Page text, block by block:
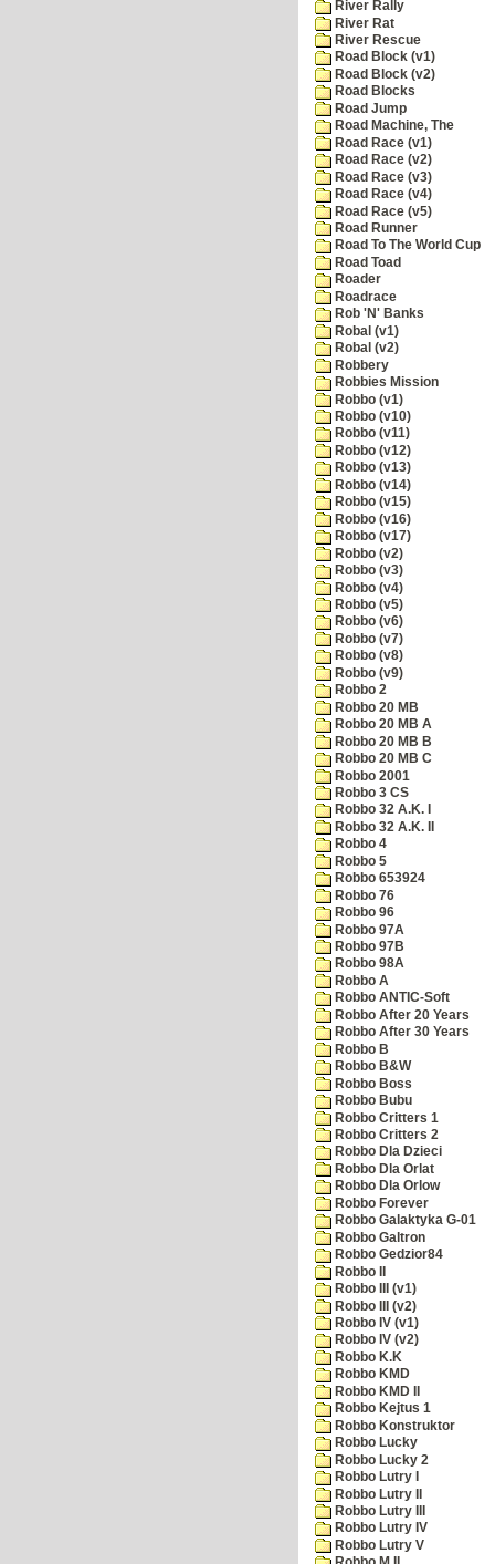
River Rally
River Rat
River Rescue
Road Block (v1)
Road Block (v2)
Road Blocks
Road Jump
Road Machine, The
Road Race (v1)
Road Race (v2)
Road Race (v3)
Road Race (v4)
Road Race (v5)
Road Runner
Road To The World Cup
Road Toad
Roader
Roadrace
Rob 'N' Banks
Robal (v1)
Robal (v2)
Robbery
Robbies Mission
Robbo (v1)
Robbo (v10)
Robbo (v11)
Robbo (v12)
Robbo (v13)
Robbo (v14)
Robbo (v15)
Robbo (v16)
Robbo (v17)
Robbo (v2)
Robbo (v3)
Robbo (v4)
Robbo (v5)
Robbo (v6)
Robbo (v7)
Robbo (v8)
Robbo (v9)
Robbo 2
Robbo 20 MB
Robbo 20 MB A
Robbo 20 MB B
Robbo 20 MB C
Robbo 2001
Robbo 3 CS
Robbo 32 A.K. I
Robbo 32 A.K. II
Robbo 4
Robbo 5
Robbo 653924
Robbo 76
Robbo 96
Robbo 97A
Robbo 97B
Robbo 98A
Robbo A
Robbo ANTIC-Soft
Robbo After 20 Years
Robbo After 30 Years
Robbo B
Robbo B&W
Robbo Boss
Robbo Bubu
Robbo Critters 1
Robbo Critters 2
Robbo Dla Dzieci
Robbo Dla Orlat
Robbo Dla Orlow
Robbo Forever
Robbo Galaktyka G-01
Robbo Galtron
Robbo Gedzior84
Robbo II
Robbo III (v1)
Robbo III (v2)
Robbo IV (v1)
Robbo IV (v2)
Robbo K.K
Robbo KMD
Robbo KMD II
Robbo Kejtus 1
Robbo Konstruktor
Robbo Lucky
Robbo Lucky 2
Robbo Lutry I
Robbo Lutry II
Robbo Lutry III
Robbo Lutry IV
Robbo Lutry V